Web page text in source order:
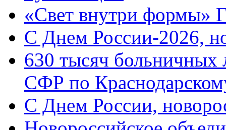
«Свет внутри формы»
C Днем России-2026,
630 тысяч больничных
СФР по
C Днем России,